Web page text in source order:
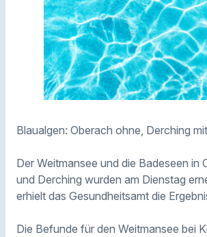
Blaualgen: Oberach ohne, Derching
Der Weitmansee und die Badeseen in
und Derching wurden am Dienstag
erhielt das Gesundheitsamt die
Die Befunde für den Weitmansee bei